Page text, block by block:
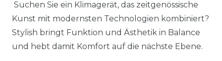
Suchen Sie ein Klimagerät, das zeitgenössische
Kunst mit modernsten Technologien kombiniert?
Stylish bringt Funktion und Ästhetik in Balance
und hebt damit Komfort auf die nächste Ebene.